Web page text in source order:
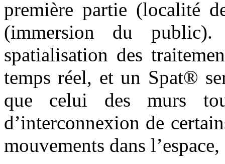
première partie (localité
(immersion du
spatialisation des
temps réel, et un Spat®
que celui des murs
d’interconnexion de
mouvements dans